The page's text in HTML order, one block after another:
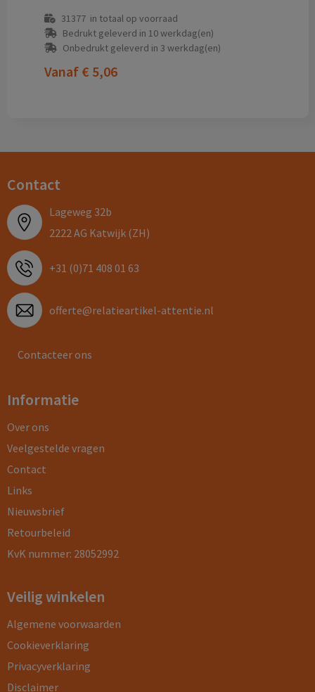
31377in totaal op voorraad
Bedrukt geleverd in 10 werkdag(en)
Onbedrukt geleverd in 3 werkdag(en)
Vanaf € 5,06
Contact
Lageweg 32b
2222 AG Katwijk (ZH)
+31 (0)71 408 01 63
offerte@relatieartikel-attentie.nl
Contacteer ons
Informatie
Over ons
Veelgestelde vragen
Contact
Links
Nieuwsbrief
Retourbeleid
KvK nummer: 28052992
Veilig winkelen
Algemene voorwaarden
Cookieverklaring
Privacyverklaring
Disclaimer